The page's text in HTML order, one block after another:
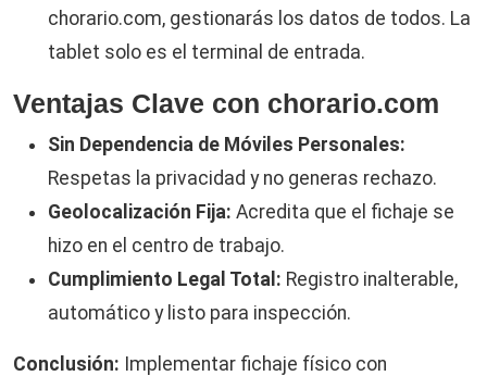
chorario.com, gestionarás los datos de todos. La
tablet solo es el terminal de entrada.
Ventajas Clave con chorario.com
Sin Dependencia de Móviles Personales:
Respetas la privacidad y no generas rechazo.
Geolocalización Fija: Acredita que el fichaje se
hizo en el centro de trabajo.
Cumplimiento Legal Total: Registro inalterable,
automático y listo para inspección.
Conclusión: Implementar fichaje físico con